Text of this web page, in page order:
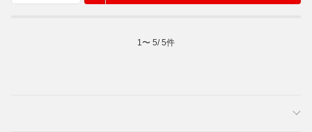
1 〜 5/5件